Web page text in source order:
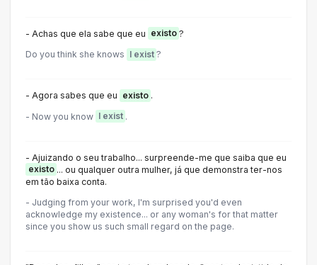
- Achas que ela sabe que eu existo ?
Do you think she knows I exist ?
- Agora sabes que eu existo .
- Now you know I exist .
- Ajuizando o seu trabalho... surpreende-me que saiba que eu
existo ... ou qualquer outra mulher, já que demonstra ter-nos
em tão baixa conta.
- Judging from your work, I'm surprised you'd even
acknowledge my existence... or any woman's for that matter
since you show us such small regard on the page.